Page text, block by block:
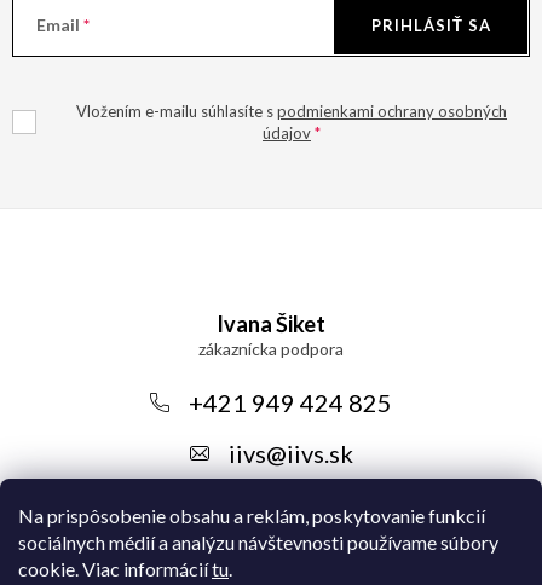
Na prispôsobenie obsahu a reklám, poskytovanie funkcií
sociálnych médií a analýzu návštevnosti používame súbory
cookie. Viac informáciítu.
Email
Vložením e-mailu súhlasíte spodmienkami ochrany osobných
údajov
PRIHLÁSIŤ SA
i
Ivana Šiket
+421 949 424 825
iivs@iivs.sk